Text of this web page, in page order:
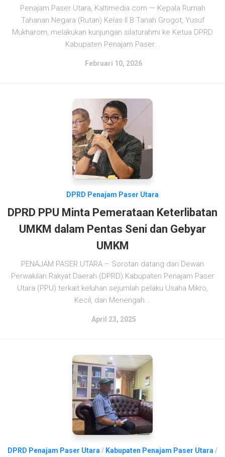
Penajam Paser Utara, Kaltimedia.com — Kepala Rumah
Tahanan Negara (Rutan) Kelas II B Tanah Grogot, Yusuf
Mukharom, melakukan kunjungan silaturahmi ke Ketua DPRD
Kabupaten Penajam Paser...
Februari 10, 2026
DPRD Penajam Paser Utara
DPRD PPU Minta Pemerataan Keterlibatan
UMKM dalam Pentas Seni dan Gebyar
UMKM
PENAJAM PASER UTARA – Sorotan datang dari Dewan
Perwakilan Rakyat Daerah (DPRD) Kabupaten Penajam Paser
Utara (PPU) terkait keluhan sejumlah pelaku Usaha Mikro,
Kecil, dan Menengah...
April 23, 2025
DPRD Penajam Paser Utara / Kabupaten Penajam Paser Utara /